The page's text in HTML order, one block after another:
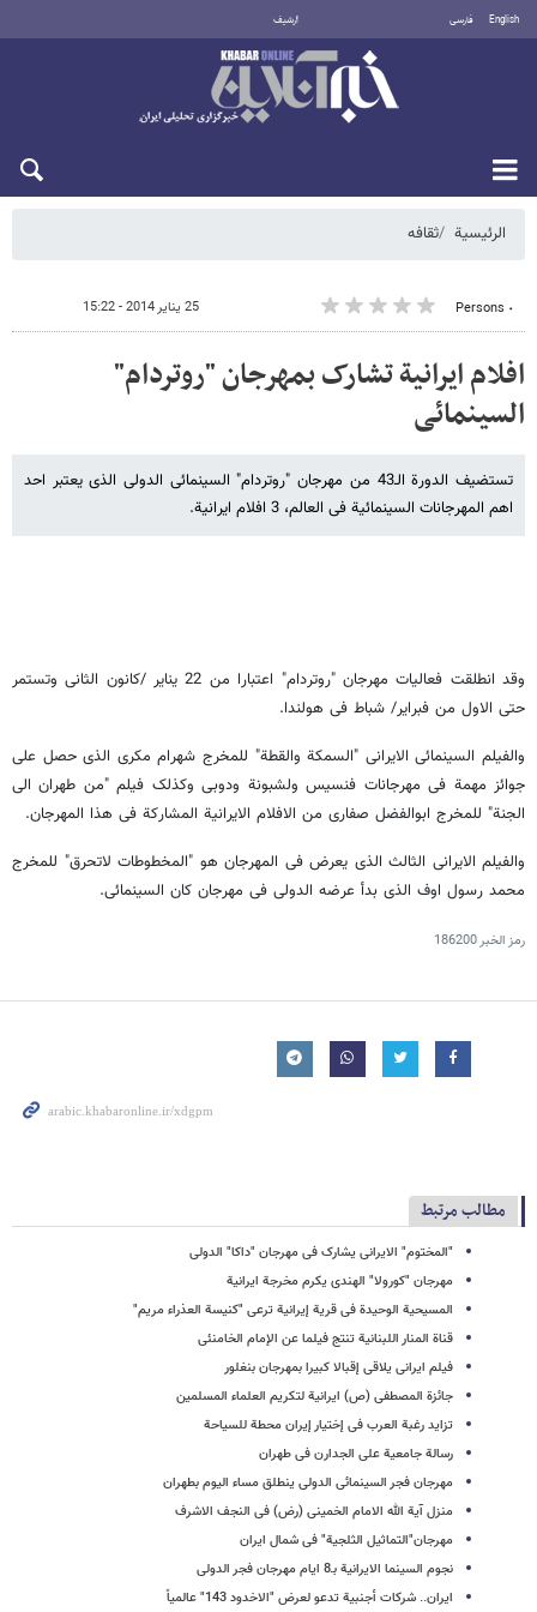
English فارسی أرشيف
الرئيسية ثقافه
٠ Persons 25 يناير 2014 - 15:22
افلام ایرانیة تشارک بمهرجان "روتردام"
السینمائی
تستضیف الدورة الـ43 من مهرجان "روتردام" السینمائی الدولی الذی یعتبر احد
اهم المهرجانات السینمائیة فی العالم، 3 افلام ایرانیة.
وقد انطلقت فعالیات مهرجان "روتردام" اعتبارا من 22 ینایر /کانون الثانی وتستمر
حتى الاول من فبرایر/ شباط فی هولندا.
والفیلم السینمائی الایرانی "السمکة والقطة" للمخرج شهرام مکری الذی حصل على
جوائز مهمة فی مهرجانات فنسیس ولشبونة ودوبی وکذلک فیلم "من طهران الى
الجنة" للمخرج ابوالفضل صفاری من الافلام الایرانیة المشارکة فی هذا المهرجان.
والفیلم الایرانی الثالث الذی یعرض فی المهرجان هو "المخطوطات لاتحرق" للمخرج
محمد رسول اوف الذی بدأ عرضه الدولی فی مهرجان کان السینمائی.
رمز الخبر186200
مطالب مرتبط
"المختوم" الایرانی یشارک فی مهرجان "داکا" الدولی
مهرجان "کورولا" الهندی یکرم مخرجة ایرانیة
المسیحیة الوحیدة فی قریة إیرانیة ترعى "کنیسة العذراء مریم"
قناة المنار اللبنانیة تنتج فیلما عن الإمام الخامنئی
فیلم ایرانی یلاقی إقبالا کبیرا بمهرجان بنغلور
جائزة المصطفى (ص) ایرانیة لتکریم العلماء المسلمین
تزاید رغبة العرب فی إختیار إیران محطة للسیاحة
رسالة جامعیة على الجدارن فی طهران
مهرجان فجر السینمائی الدولی ینطلق مساء الیوم بطهران
منزل آیة الله الامام الخمینی (رض) فی النجف الاشرف
مهرجان"التماثیل الثلجیة" فی شمال ایران
نجوم السینما الایرانیة بـ8 ایام مهرجان فجر الدولی
ایران.. شرکات أجنبیة تدعو لعرض "الاخدود 143" عالمیاً